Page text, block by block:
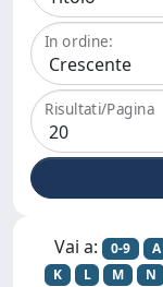
In ordine:
Risultati/Pagina
Vai a: 0-9 A
K
L M N